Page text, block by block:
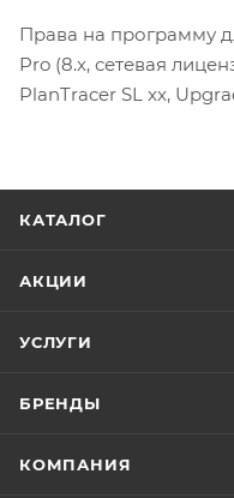
Права на программу
Pro (8.x, сетевая
PlanTracer SL xx,
КАТАЛОГ
АКЦИИ
УСЛУГИ
БРЕНДЫ
КОМПАНИЯ